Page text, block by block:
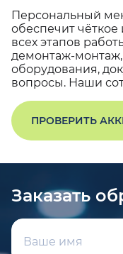
Персональный
обеспечит
всех этапов
демонтаж-монтаж,
оборудования,
вопросы. Наши
ПРОВЕРИТЬ
Заказать